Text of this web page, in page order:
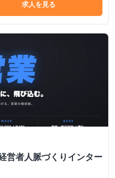
求人を見る
営者人脈づくりインター